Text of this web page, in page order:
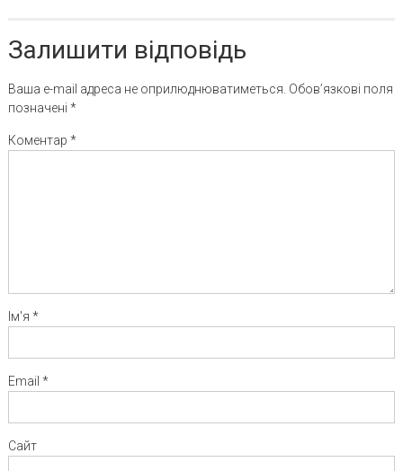
Залишити відповідь
Ваша e-mail адреса не оприлюднюватиметься. Обов’язкові поля
позначені *
Коментар *
Ім'я *
Email *
Сайт